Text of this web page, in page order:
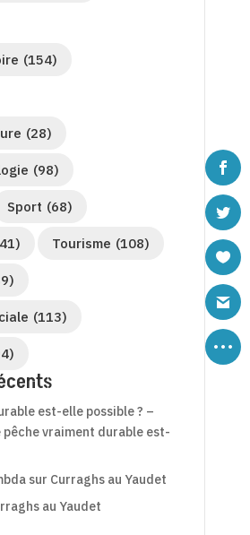
(154)
(28)
(98)
Sport (68)
Tourisme (108)
(113)
est-elle possible ? –
pêche vraiment durable est-
sur Curraghs au Yaudet
au Yaudet